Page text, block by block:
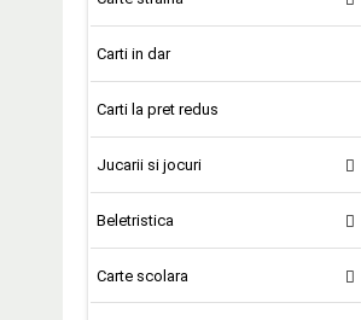
Carti in dar
Carti la pret redus
Jucarii si jocuri
Beletristica
Carte scolara